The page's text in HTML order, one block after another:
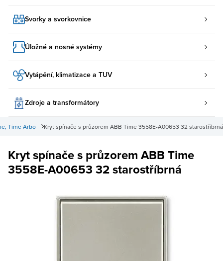
Svorky a svorkovnice
Úložné a nosné systémy
Vytápění, klimatizace a TUV
Zdroje a transformátory
Kryt spínače s průzorem ABB Time 3558E-A00653 32 starostříbrná
Time Arbo
Kryt spínače s průzorem ABB Time
3558E-A00653 32 starostříbrná